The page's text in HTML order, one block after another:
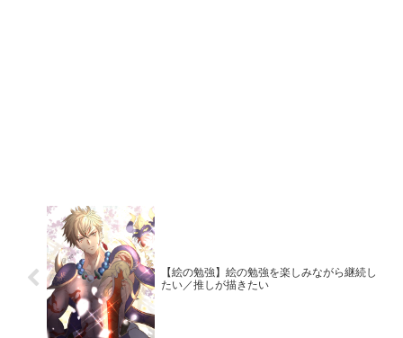
【絵の勉強】絵の勉強を楽しみながら継続し
たい／推しが描きたい